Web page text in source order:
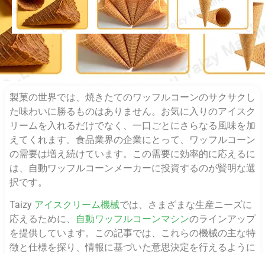
製菓の世界では、焼きたてのワッフルコーンのサクサクし
た味わいに勝るものはありません。お気に入りのアイスク
リームを入れるだけでなく、一口ごとにさらなる風味を加
えてくれます。食品業界の企業にとって、ワッフルコーン
の需要は増え続けています。この需要に効率的に応えるに
は、自動ワッフルコーンメーカーに投資するのが賢明な選
択です。
Taizy アイスクリーム機械では、さまざまな生産ニーズに
応えるために、
自動ワッフルコーンマシンのラインアップ
を提供しています。この記事では、これらの機械の主な特
徴と仕様を探り、情報に基づいた意思決定を行えるように